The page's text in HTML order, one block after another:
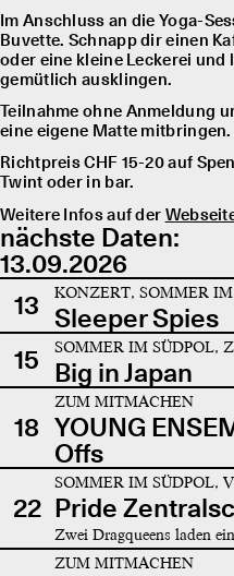
Im Anschluss an die Yoga-
Buvette. Schnapp dir einen
oder eine kleine Leckerei und
gemütlich ausklingen.
Teilnahme ohne Anmeldung
eine eigene Matte mitbringen.
Richtpreis CHF 15-20 auf
Twint oder in bar.
Weitere Infos auf der
nächste Daten:
13.09.2026
13
KONZERT, SOMMER
Sleeper Spies
15
SOMMER IM SÜDPOL,
Big in Japan
18
ZUM MITMACHEN
YOUNG
Offs
22
SOMMER IM SÜDPOL,
Pride
Zwei Dragqueens laden ein
ZUM MITMACHEN